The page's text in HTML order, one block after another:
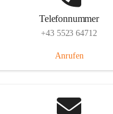
Telefonnummer
+43 5523 64712
Anrufen